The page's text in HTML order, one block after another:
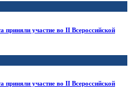
приняли участие во II Всероссийской
приняли участие во II Всероссийской